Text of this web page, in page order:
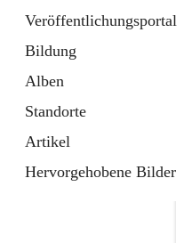
Veröffentlichungsportal
Bildung
Alben
Standorte
Artikel
Hervorgehobene Bilder